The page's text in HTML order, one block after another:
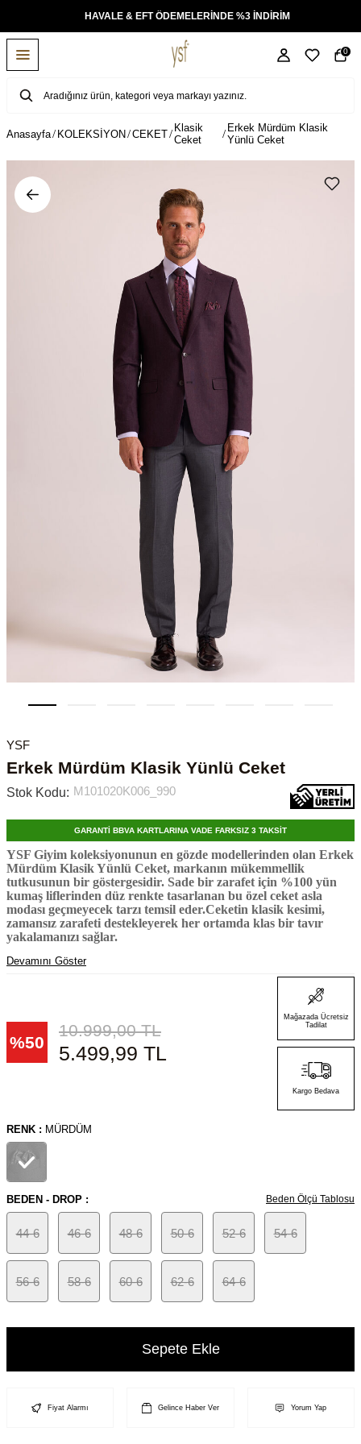
HAVALE & EFT ÖDEMELERİNDE %3 İNDİRİM
0
Anasayfa KOLEKSİYON CEKET
Klasik
Ceket
Erkek Mürdüm Klasik
Yünlü Ceket
YSF
Erkek Mürdüm Klasik Yünlü Ceket
Stok Kodu: M101020K006_990
GARANTİ BBVA KARTLARINA VADE FARKSIZ 3 TAKSİT
YSF Giyim koleksiyonunun en gözde modellerinden olan Erkek
Mürdüm Klasik Yünlü Ceket, markanın mükemmellik
tutkusunun bir göstergesidir. Sade bir zarafet için %100 yün
kumaş liflerinden düz renkte tasarlanan bu özel ceket asla
modası geçmeyecek tarzı temsil eder.Ceketin klasik kesimi,
zamansız zarafeti destekleyerek her ortamda klas bir tavır
yakalamanızı sağlar.
Devamını Göster
%50
10.999,00TL
5.499,99 TL
Mağazada Ücretsiz
Tadilat
Kargo Bedava
RENK : MÜRDÜM
BEDEN - DROP : Beden Ölçü Tablosu
44-6 46-6 48-6 50-6 52-6 54-6
56-6 58-6 60-6 62-6 64-6
Sepete Ekle
Fiyat Alarmı Gelince Haber Ver Yorum Yap